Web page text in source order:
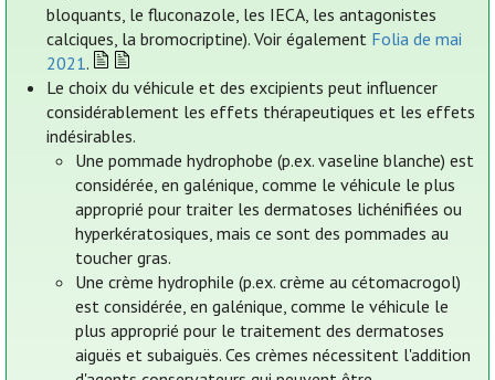
bloquants, le fluconazole, les IECA, les antagonistes
calciques, la bromocriptine). Voir également Folia de mai
2021.
Le choix du véhicule et des excipients peut influencer
considérablement les effets thérapeutiques et les effets
indésirables.
Une pommade hydrophobe (p.ex. vaseline blanche) est
considérée, en galénique, comme le véhicule le plus
approprié pour traiter les dermatoses lichénifiées ou
hyperkératosiques, mais ce sont des pommades au
toucher gras.
Une crème hydrophile (p.ex. crème au cétomacrogol)
est considérée, en galénique, comme le véhicule le
plus approprié pour le traitement des dermatoses
aiguës et subaiguës. Ces crèmes nécessitent l'addition